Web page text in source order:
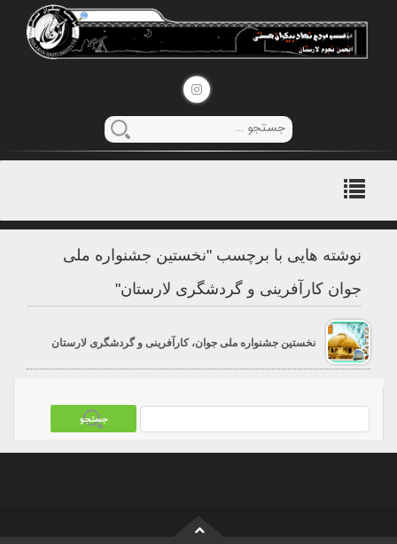
منوی
اصلی
نوشته هایی با برچسب "نخستین جشنواره ملی
جوان کارآفرینی و گردشگری لارستان"
نخستین جشنواره ملی جوان، کارآفرینی و گردشگری لارستان